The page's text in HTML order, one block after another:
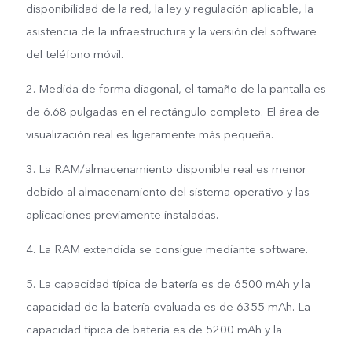
disponibilidad de la red, la ley y regulación aplicable, la
asistencia de la infraestructura y la versión del software
del teléfono móvil.
2. Medida de forma diagonal, el tamaño de la pantalla es
de 6.68 pulgadas en el rectángulo completo. El área de
visualización real es ligeramente más pequeña.
3. La RAM/almacenamiento disponible real es menor
debido al almacenamiento del sistema operativo y las
aplicaciones previamente instaladas.
4. La RAM extendida se consigue mediante software.
5. La capacidad típica de batería es de 6500 mAh y la
capacidad de la batería evaluada es de 6355 mAh. La
capacidad típica de batería es de 5200 mAh y la